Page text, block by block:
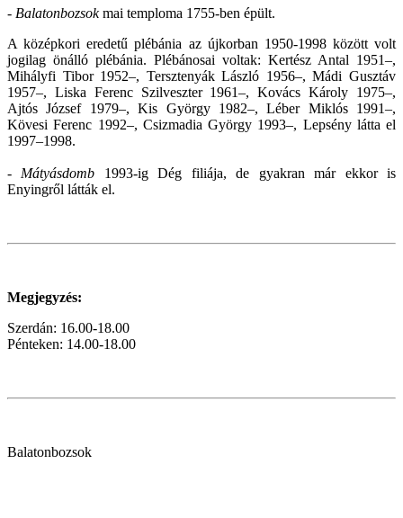
- Balatonbozsokmai temploma 1755-ben épült.
A középkori eredetű plébánia az újkorban 1950-1998 között volt
jogilag önálló plébánia. Plébánosai voltak: Kertész Antal 1951–,
Mihályfi Tibor 1952–, Tersztenyák László 1956–, Mádi Gusztáv
1957–, Liska Ferenc Szilveszter 1961–, Kovács Károly 1975–,
Ajtós József 1979–, Kis György 1982–, Léber Miklós 1991–,
Kövesi Ferenc 1992–, Csizmadia György 1993–, Lepsény látta el
1997–1998.
- Mátyásdomb 1993-ig Dég filiája, de gyakran már ekkor is
Enyingről látták el.
Megjegyzés:
Szerdán: 16.00-18.00
Pénteken: 14.00-18.00
Balatonbozsok